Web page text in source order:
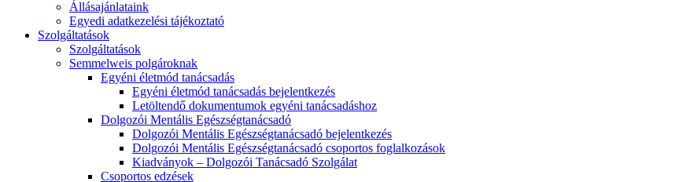
Állásajánlataink
Egyedi adatkezelési tájékoztató
Szolgáltatások
Szolgáltatások
Semmelweis polgároknak
Egyéni életmód tanácsadás
Egyéni életmód tanácsadás bejelentkezés
Letöltendő dokumentumok egyéni tanácsadáshoz
Dolgozói Mentális Egészségtanácsadó
Dolgozói Mentális Egészségtanácsadó bejelentkezés
Dolgozói Mentális Egészségtanácsadó csoportos foglalkozások
Kiadványok – Dolgozói Tanácsadó Szolgálat
Csoportos edzések